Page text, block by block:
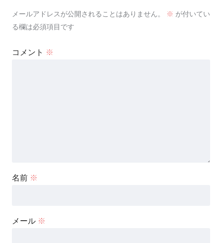
メールアドレスが公開されることはありません。 ※ が付いてい
る欄は必須項目です
コメント ※
名前 ※
メール ※